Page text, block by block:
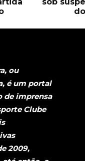
ou
é um portal
de imprensa
Clube
2009,